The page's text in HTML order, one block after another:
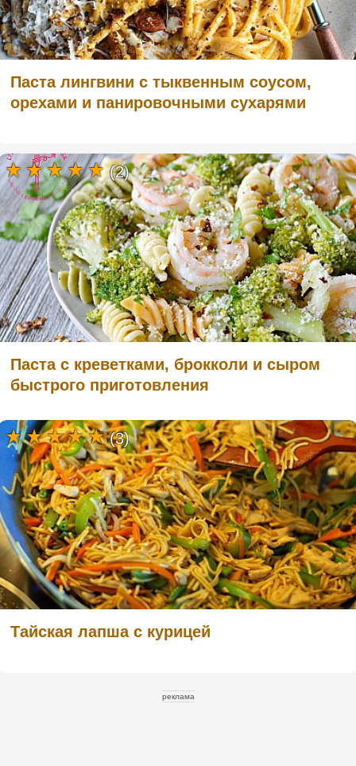
Паста лингвини с тыквенным соусом,
орехами и панировочными сухарями
Паста с креветками, брокколи и сыром
быстрого приготовления
(2)
Тайская лапша с курицей
(3)
реклама